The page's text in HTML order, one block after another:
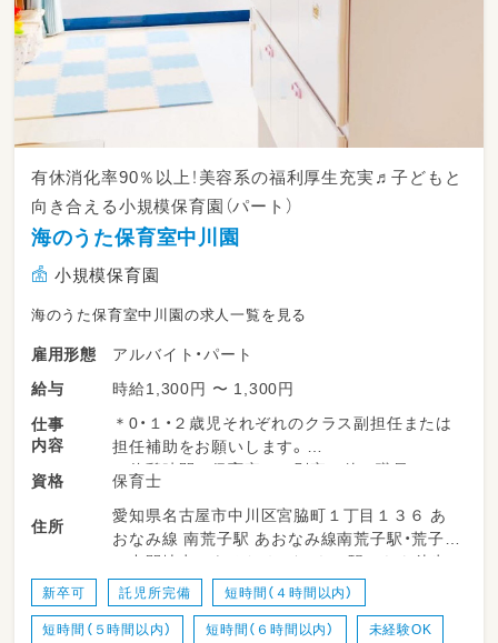
有休消化率90％以上！美容系の福利厚生充実♬子どもと
向き合える小規模保育園（パート）
海のうた保育室中川園
小規模保育園
海のうた保育室中川園の求人一覧を見る
雇用形態
アルバイト・パート
給与
時給1,300円 〜 1,300円
仕事
内容
＊0・１・２歳児それぞれのクラス副担任または
担任補助をお願いします。
＊休憩時間は保育室とは別室で他の職員とティ
ータイムを楽しみながら１時間しっかりと過ご
せます。
資格 保育士
住所
愛知県名古屋市中川区宮脇町１丁目１３６ あ
おなみ線 南荒子駅 あおなみ線南荒子駅・荒子駅
の中間地点にあるため どちらの駅からも徒歩
１５分程度の場所にあります。
新卒可 託児所完備 短時間（４時間以内）
短時間（５時間以内） 短時間（６時間以内） 未経験OK